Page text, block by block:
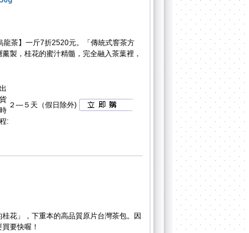
茶】一斤7折2520元。「傳統式窨茶方
製，桂花的蜜汁精髓，完全融入茶葉裡，
出
貨
時
程:
２—５天（假日除外)
花」，下重本的高品質原片台灣茶包。因
要快喔！